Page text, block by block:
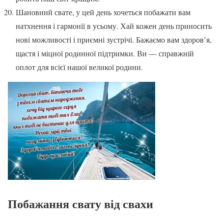
Шановний свате, у цей день хочеться побажати вам
натхнення і гармонії в усьому. Хай кожен день приносить
нові можливості і приємні зустрічі. Бажаємо вам здоров’я,
щастя і міцної родинної підтримки. Ви — справжній
оплот для всієї нашої великої родини.
Побажання свату від свахи